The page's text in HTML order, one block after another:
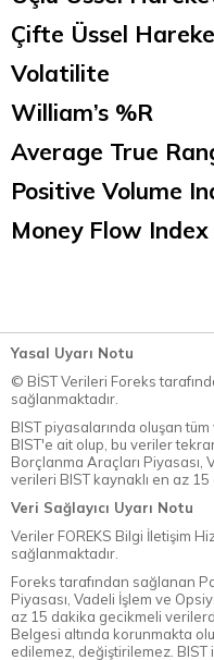
Çifte Üssel
Volatilite
William’s %R
Average True
Positive Volume
Money Flow Index
Yasal Uyarı Notu
© BİST Verileri Foreks
sağlanmaktadır.
BIST piyasalarında oluşan
BIST'e ait olup, bu veriler
Borçlanma Araçları Piyasası,
verileri BIST kaynaklı en az
Veri Sağlayıcı Uyarı Notu
Veriler FOREKS Bilgi İletişim
sağlanmaktadır.
Foreks tarafından sağlanan
Piyasası, Vadeli İşlem ve
az 15 dakika gecikmeli
Belgesi altında korunmakta
edilemez, değiştirilemez. BIST